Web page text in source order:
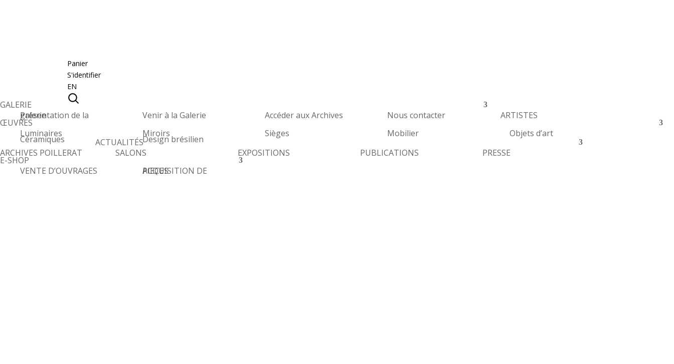
Panier
S'identifier
EN
GALERIE
Présentation de la galerie
Venir à la Galerie Accéder aux Archives Nous contacter ARTISTES
ŒUVRES
Luminaires
Miroirs Sièges Mobilier Objets d’art
Céramiques
Design brésilien
ARCHIVES POILLERAT
ACTUALITÉS
SALONS
EXPOSITIONS PUBLICATIONS PRESSE
E-SHOP
VENTE D’OUVRAGES
ACQUISITION DE PIECES